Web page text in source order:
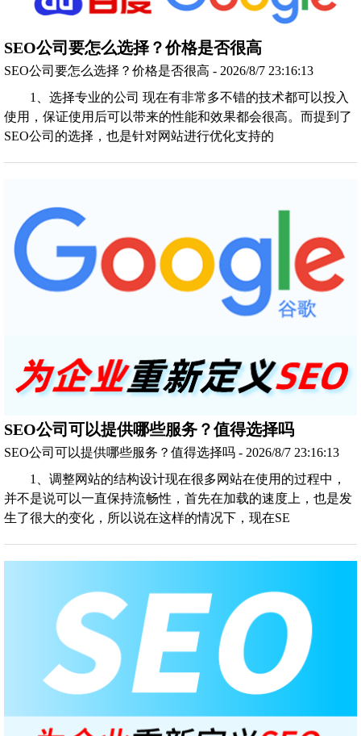
SEO公司要怎么选择？价格是否很高
SEO公司要怎么选择？价格是否很高 - 2026/8/7 23:16:13
1、选择专业的公司 现在有非常多不错的技术都可以投入
使用，保证使用后可以带来的性能和效果都会很高。而提到了
SEO公司的选择，也是针对网站进行优化支持的
SEO公司可以提供哪些服务？值得选择吗
SEO公司可以提供哪些服务？值得选择吗 - 2026/8/7 23:16:13
1、调整网站的结构设计现在很多网站在使用的过程中，
并不是说可以一直保持流畅性，首先在加载的速度上，也是发
生了很大的变化，所以说在这样的情况下，现在SE